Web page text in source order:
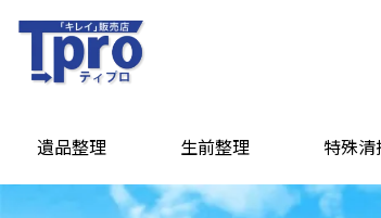
遺品整理 生前整理 特殊清